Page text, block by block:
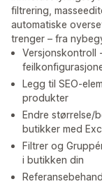
filtrering,
automatiske
trenger – fra
Versjonskontroll
Legg til SEO-
produkter
Endre størrelse/
butikker med
Filtrer og
i butikken din